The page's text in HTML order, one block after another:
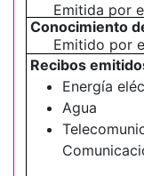
Emitida por
Conocimiento
Emitido por
Recibos
Energía
Agua